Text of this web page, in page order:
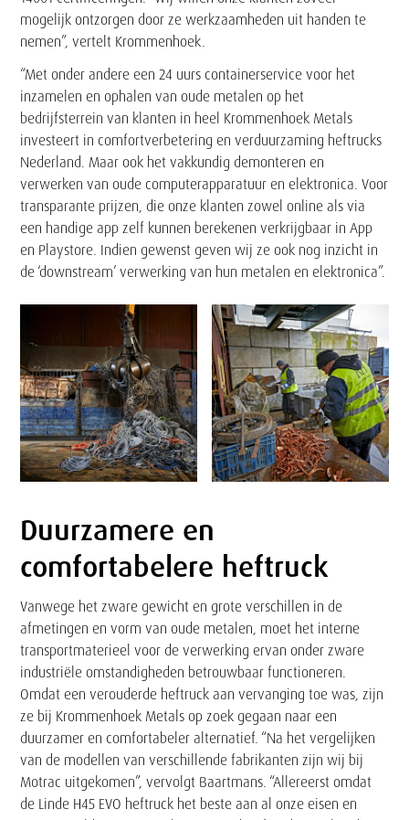
mogelijk ontzorgen door ze werkzaamheden uit handen te
nemen”, vertelt Krommenhoek.
“Met onder andere een 24 uurs containerservice voor het
inzamelen en ophalen van oude metalen op het
bedrijfsterrein van klanten in heel Krommenhoek Metals
investeert in comfortverbetering en verduurzaming heftrucks
Nederland. Maar ook het vakkundig demonteren en
verwerken van oude computerapparatuur en elektronica. Voor
transparante prijzen, die onze klanten zowel online als via
een handige app zelf kunnen berekenen verkrijgbaar in App
en Playstore. Indien gewenst geven wij ze ook nog inzicht in
de ‘downstream’ verwerking van hun metalen en elektronica”.
Tekst
Duurzamere en
comfortabelere heftruck
Vanwege het zware gewicht en grote verschillen in de
afmetingen en vorm van oude metalen, moet het interne
transportmaterieel voor de verwerking ervan onder zware
industriële omstandigheden betrouwbaar functioneren.
Omdat een verouderde heftruck aan vervanging toe was, zijn
ze bij Krommenhoek Metals op zoek gegaan naar een
duurzamer en comfortabeler alternatief. “Na het vergelijken
van de modellen van verschillende fabrikanten zijn wij bij
Motrac uitgekomen”, vervolgt Baartmans. “Allereerst omdat
de Linde H45 EVO heftruck het beste aan al onze eisen en